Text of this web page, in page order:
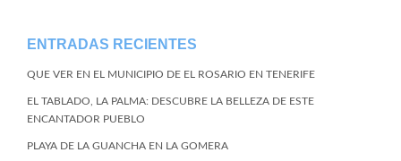
ENTRADAS RECIENTES
QUE VER EN EL MUNICIPIO DE EL ROSARIO EN TENERIFE
EL TABLADO, LA PALMA: DESCUBRE LA BELLEZA DE ESTE
ENCANTADOR PUEBLO
PLAYA DE LA GUANCHA EN LA GOMERA